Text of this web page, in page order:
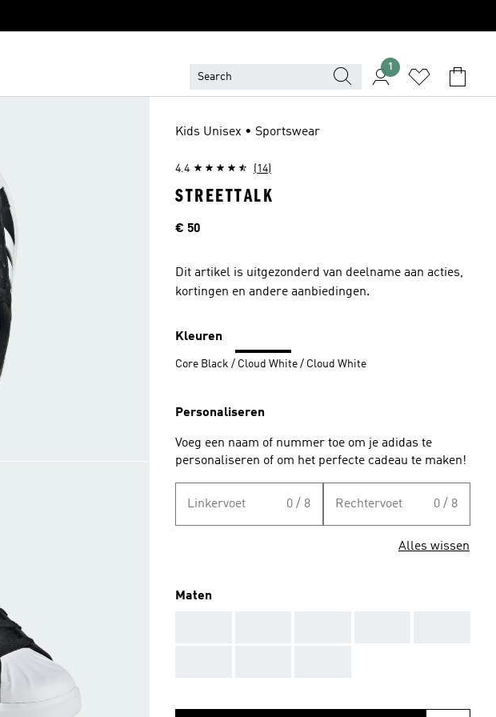
1
Kids Unisex • Sportswear
4.4 (14)
STREETTALK
Prijs
€ 50
Dit artikel is uitgezonderd van deelname aan acties,
kortingen en andere aanbiedingen.
Kleuren
Core Black / Cloud White / Cloud White
Personaliseren
Voeg een naam of nummer toe om je adidas te
personaliseren of om het perfecte cadeau te maken!
Linkervoet 0 / 8 Rechtervoet 0 / 8
Alles wissen
Maten